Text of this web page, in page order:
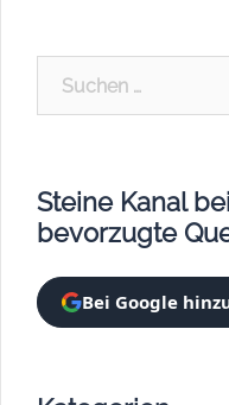
Steine Kanal
bevorzugte
Bei Google